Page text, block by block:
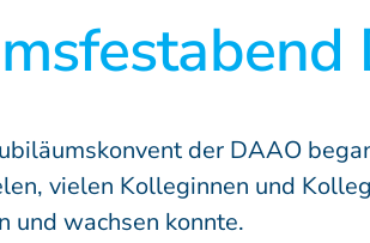
der DAAO
vielen Kolleginnen und
und wachsen konnte.